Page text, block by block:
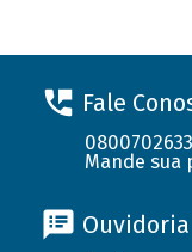
Fale
Mande sua
Ouvidoria